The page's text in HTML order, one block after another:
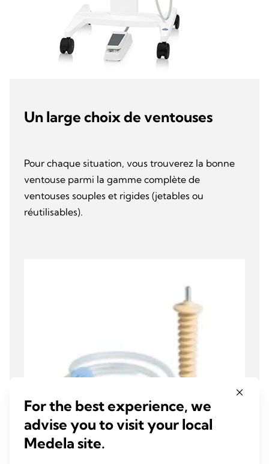
Un large choix de ventouses
Pour chaque situation, vous trouverez la bonne
ventouse parmi la gamme complète de
ventouses souples et rigides (jetables ou
réutilisables).
For the best experience, we
advise you to visit your local
Medela site.